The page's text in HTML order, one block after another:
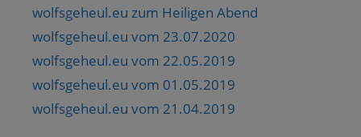
wolfsgeheul.eu zum Heiligen Abend
wolfsgeheul.eu vom 23.07.2020
wolfsgeheul.eu vom 22.05.2019
wolfsgeheul.eu vom 01.05.2019
wolfsgeheul.eu vom 21.04.2019